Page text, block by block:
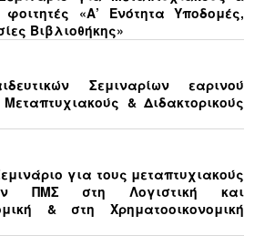
ΕΡΓΑ ΑΝΑΠΤΥΞΗΣ
ΕΝΤΥΠΕΣ ΣΥΛΛΟΓΕΣ
ΚΕΝΤΡΑ ΤΕΚΜΗΡΙΩΣΗΣ
Κ.Ε.Τ
φοιτητές «Α’ Ενότητα Υποδομές,
Βιβλιοθήκης»
Σεμιναρίων εαρινού
& Διδακτορικούς
για τους μεταπτυχιακούς
ΠΜΣ στη Λογιστική και
& στη Χρηματοοικονομική